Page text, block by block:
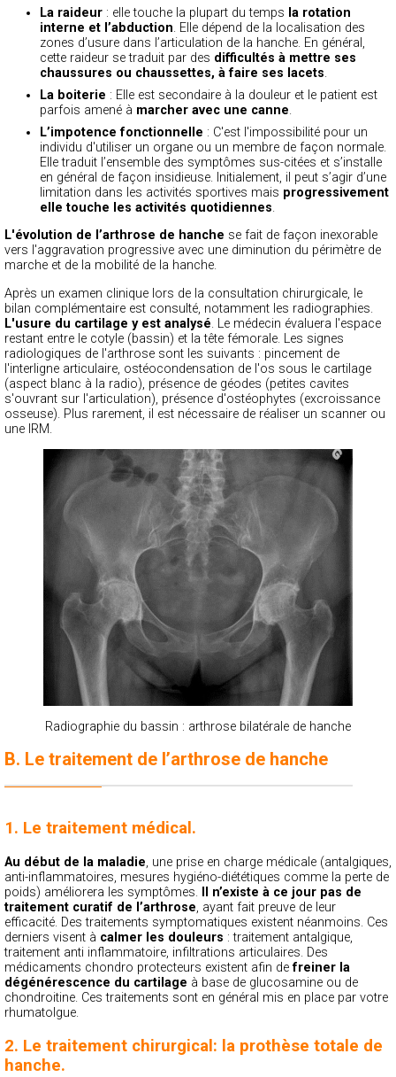
La raideur : elle touche la plupart du temps la rotation
interne et l’abduction. Elle dépend de la localisation des
zones d’usure dans l’articulation de la hanche. En général,
cette raideur se traduit par des difficultés à mettre ses
chaussures ou chaussettes, à faire ses lacets.
La boiterie : Elle est secondaire à la douleur et le patient est
parfois amené à marcher avec une canne.
L’impotence fonctionnelle : C'est l'impossibilité pour un
individu d'utiliser un organe ou un membre de façon normale.
Elle traduit l’ensemble des symptômes sus-citées et s’installe
en général de façon insidieuse. Initialement, il peut s’agir d’une
limitation dans les activités sportives mais progressivement
elle touche les activités quotidiennes.
L'évolution de l’arthrose de hanche se fait de façon inexorable
vers l'aggravation progressive avec une diminution du périmètre de
marche et de la mobilité de la hanche.
Après un examen clinique lors de la consultation chirurgicale, le
bilan complémentaire est consulté, notamment les radiographies.
L'usure du cartilage y est analysé. Le médecin évaluera l'espace
restant entre le cotyle (bassin) et la tête fémorale. Les signes
radiologiques de l'arthrose sont les suivants : pincement de
l'interligne articulaire, ostéocondensation de l'os sous le cartilage
(aspect blanc à la radio), présence de géodes (petites cavites
s'ouvrant sur l'articulation), présence d'ostéophytes (excroissance
osseuse). Plus rarement, il est nécessaire de réaliser un scanner ou
une IRM.
Radiographie du bassin : arthrose bilatérale de hanche
B. Le traitement de l’arthrose de hanche
1. Le traitement médical.
Au début de la maladie, une prise en charge médicale (antalgiques,
anti-inflammatoires, mesures hygiéno-diététiques comme la perte de
poids) améliorera les symptômes.
Il n’existe à ce jour pas de
traitement curatif de l’arthrose, ayant fait preuve de leur
efficacité. Des traitements symptomatiques existent néanmoins. Ces
derniers visent à calmer les douleurs : traitement antalgique,
traitement anti inflammatoire, infiltrations articulaires. Des
médicaments chondro protecteurs existent afin defreiner la
dégénérescence du cartilage à base de glucosamine ou de
chondroitine. Ces traitements sont en général mis en place par votre
rhumatolgue.
2. Le traitement chirurgical: la prothèse totale de
hanche.